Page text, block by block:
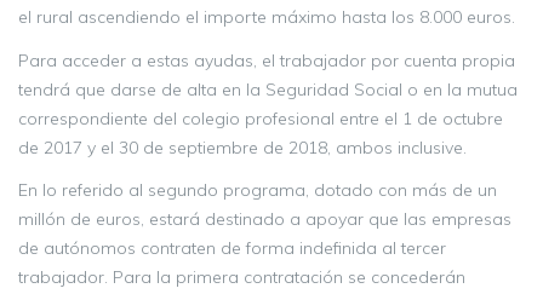
el rural ascendiendo el importe máximo hasta los 8.000 euros.
Para acceder a estas ayudas, el trabajador por cuenta propia
tendrá que darse de alta en la Seguridad Social o en la mutua
correspondiente del colegio profesional entre el 1 de octubre
de 2017 y el 30 de septiembre de 2018, ambos inclusive.
En lo referido al segundo programa, dotado con más de un
millón de euros, estará destinado a apoyar que las empresas
de autónomos contraten de forma indefinida al tercer
trabajador. Para la primera contratación se concederán